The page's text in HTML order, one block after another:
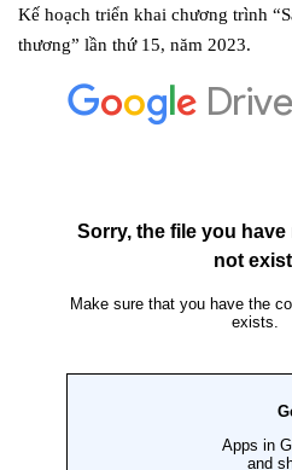
Kế hoạch triển khai chương trình
thương” lần thứ 15, năm 2023.